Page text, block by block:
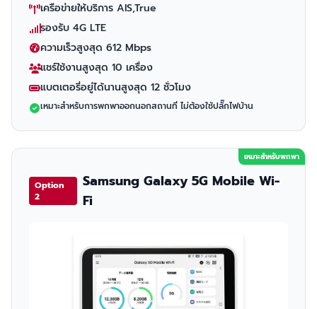
เครือข่ายให้บริการ AIS,True
รองรับ 4G LTE
ความเร็วสูงสุด 612 Mbps
แชร์ใช้งานสูงสุด 10 เครื่อง
แบตเตอรี่อยู่ได้นานสูงสุด 12 ชั่วโมง
เหมาะสำหรับการพกพาออกนอกสถานที่ ไม่ต้องใช้ปลั๊กไฟบ้าน
เหมาะสำหรับพกพา
Option
2
Samsung Galaxy 5G Mobile Wi-
Fi